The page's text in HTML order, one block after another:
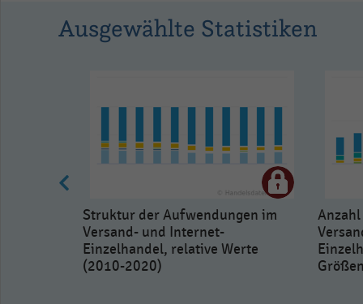
Ausgewählte Statistiken
Struktur der Aufwendungen im
Versand- und Internet-
Einzelhandel, relative Werte
(2010-2020)